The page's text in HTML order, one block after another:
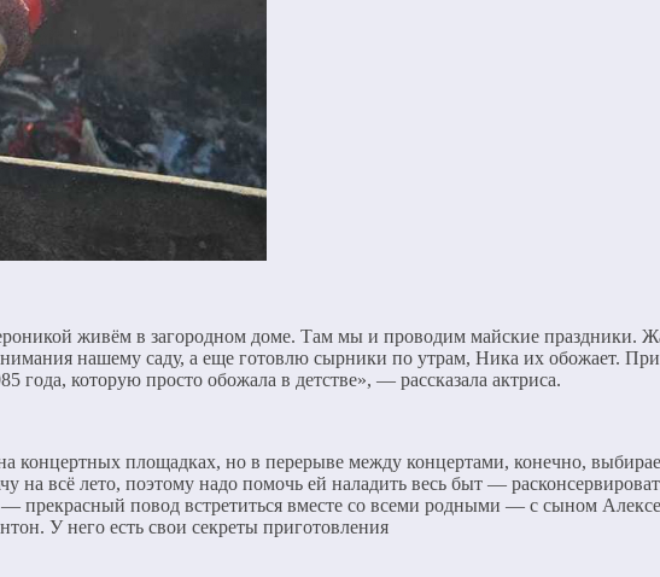
живём в загородном доме. Там мы и проводим майские праздники.
нашему саду, а еще готовлю сырники по утрам, Ника их обожает.
года, которую просто обожала в детстве», — рассказала актриса.
площадках, но в перерыве между концертами, конечно,
на всё лето, поэтому надо помочь ей наладить весь быт —
— прекрасный повод встретиться вместе со всеми родными — с сыном
У него есть свои секреты приготовления